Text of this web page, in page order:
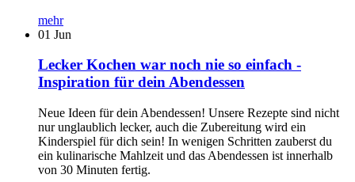
mehr
01 Jun
Lecker Kochen war noch nie so einfach -
Inspiration für dein Abendessen
Neue Ideen für dein Abendessen! Unsere Rezepte sind nicht
nur unglaublich lecker, auch die Zubereitung wird ein
Kinderspiel für dich sein! In wenigen Schritten zauberst du
ein kulinarische Mahlzeit und das Abendessen ist innerhalb
von 30 Minuten fertig.